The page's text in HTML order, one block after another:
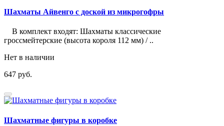
Шахматы Айвенго с доской из микрогофры
В комплект входят: Шахматы классические
гроссмейтерские (высота короля 112 мм) / ..
Нет в наличии
647 руб.
Шахматные фигуры в коробке